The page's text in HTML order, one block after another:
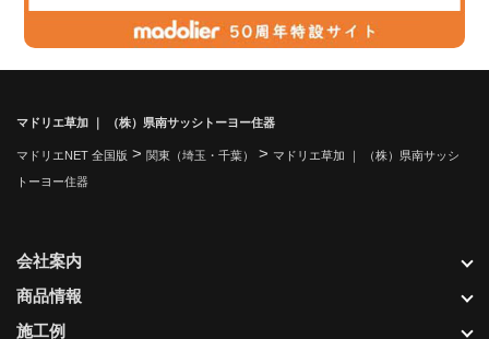
マドリエ草加 ｜ （株）県南サッシトーヨー住器
マドリエNET 全国版 > 関東（埼玉・千葉） > マドリエ草加 ｜ （株）県南サッシ
トーヨー住器
会社案内
商品情報
施工例